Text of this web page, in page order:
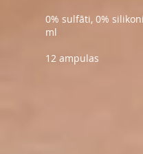
0% sulfāti, 0%
ml
12 ampulas